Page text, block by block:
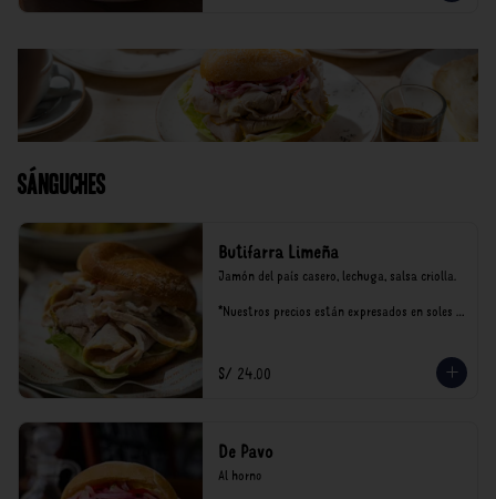
Sánguches
Butifarra Limeña
Jamón del país casero, lechuga, salsa criolla.
*Nuestros precios están expresados en soles e
S/ 24.00
De Pavo
Al horno